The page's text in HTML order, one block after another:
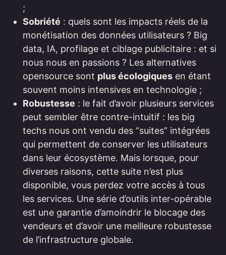
;
Sobriété : quels sont les impacts réels de la
monétisation des données utilisateurs ? Big
data, IA, profilage et ciblage publicitaire : et si
nous nous en passions ? Les alternatives
opensource sont plus écologiques en étant
souvent moins intensives en technologie ;
Robustesse : le fait d’avoir plusieurs services
peut sembler être contre-intuitif : les big
techs nous ont vendu des “suites” intégrées
qui permettent de conserver les utilisateurs
dans leur écosystème. Mais lorsque, pour
diverses raisons, cette suite n’est plus
disponible, vous perdez votre accès à tous
les services. Une série d’outils inter-opérable
est une garantie d’amoindrir le blocage des
vendeurs et d’avoir une meilleure robustesse
de l’infrastructure globale.